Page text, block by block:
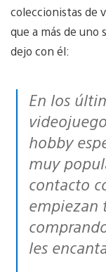
coleccionistas de
que a más de uno
dejo con él:
En los últimos años, coleccionar
hobby
muy
contacto
empiezan
les